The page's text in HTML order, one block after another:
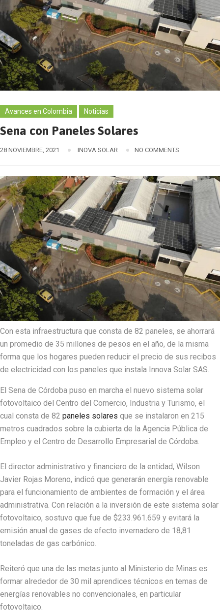
Avances en Colombia Noticias
Sena con Paneles Solares
28 NOVIEMBRE, 2021 INOVA SOLAR NO COMMENTS
Con esta infraestructura que consta de 82 paneles, se ahorrará
un promedio de 35 millones de pesos en el año, de la misma
forma que los hogares pueden reducir el precio de sus recibos
de electricidad con los paneles que instala Innova Solar SAS.
El Sena de Córdoba puso en marcha el nuevo sistema solar
fotovoltaico del Centro del Comercio, Industria y Turismo, el
cual consta de 82 paneles solares que se instalaron en 215
metros cuadrados sobre la cubierta de la Agencia Pública de
Empleo y el Centro de Desarrollo Empresarial de Córdoba.
El director administrativo y financiero de la entidad, Wilson
Javier Rojas Moreno, indicó que generarán energía renovable
para el funcionamiento de ambientes de formación y el área
administrativa. Con relación a la inversión de este sistema solar
fotovoltaico, sostuvo que fue de $233.961.659 y evitará la
emisión anual de gases de efecto invernadero de 18,81
toneladas de gas carbónico.
Reiteró que una de las metas junto al Ministerio de Minas es
formar alrededor de 30 mil aprendices técnicos en temas de
energías renovables no convencionales, en particular
fotovoltaico.